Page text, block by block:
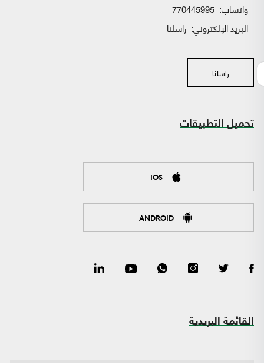
واتساب:
البريد الإلكتروني: راسلنا
راسلنا
تحميل التطبيقات
IOS
ANDROID
القائمة البريدية